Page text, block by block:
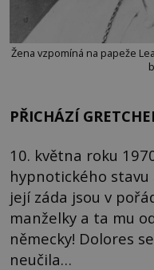
Žena vzpomíná na papeže
PŘICHÁZÍ
10. května roku
hypnotického stavu
její záda jsou v
manželky a ta mu
německy! Dolores
neučila…